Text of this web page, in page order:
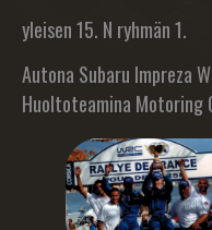
yleisen 15. N ryhmän 1.
Autona Subaru Impreza
Huoltoteamina Motoring